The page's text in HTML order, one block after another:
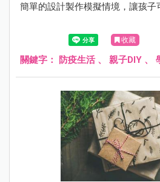
簡單的設計製作模擬情境，讓孩子
收藏
關鍵字： 防疫生活、 親子DIY 、